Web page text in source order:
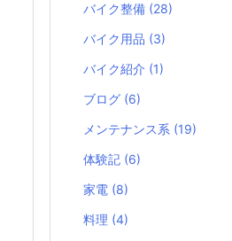
バイク整備 (28)
バイク用品 (3)
バイク紹介 (1)
ブログ (6)
メンテナンス系 (19)
体験記 (6)
家電 (8)
料理 (4)